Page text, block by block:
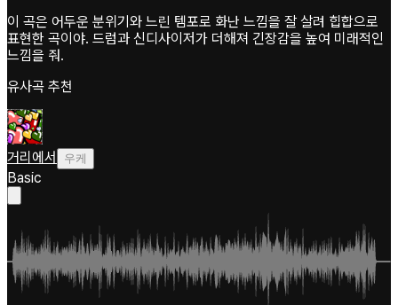
이 곡은 어두운 분위기와 느린 템포로 화난 느낌을 잘 살려 힙합으로
표현한 곡이야. 드럼과 신디사이저가 더해져 긴장감을 높여 미래적인
느낌을 줘.
유사곡 추천
거리에서 우케
Basic